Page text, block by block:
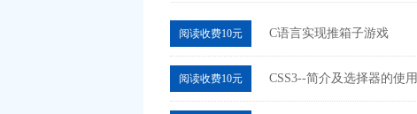
阅读收费10元 C语言实现推箱子游戏
阅读收费10元 CSS3--简介及选择器的使用